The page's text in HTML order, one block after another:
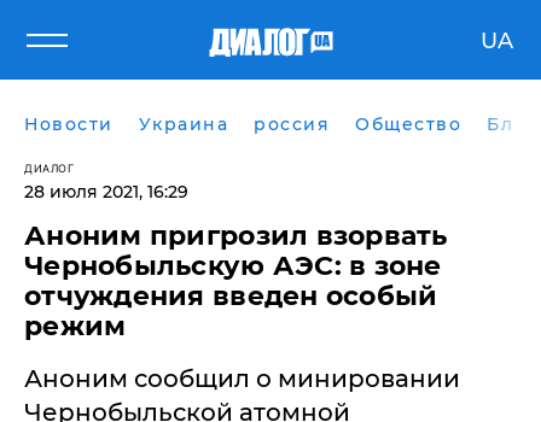
UA
Новости Украина россия Общество
ДИАЛОГ
28 июля 2021, 16:29
Аноним пригрозил взорвать
Чернобыльскую АЭС: в зоне
отчуждения введен особый
режим
​Аноним сообщил о минировании
Чернобыльской атомной